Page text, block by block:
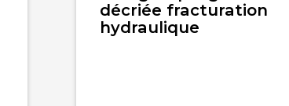
décriée fracturation
hydraulique